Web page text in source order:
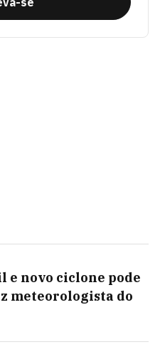
e novo ciclone pode
meteorologista do